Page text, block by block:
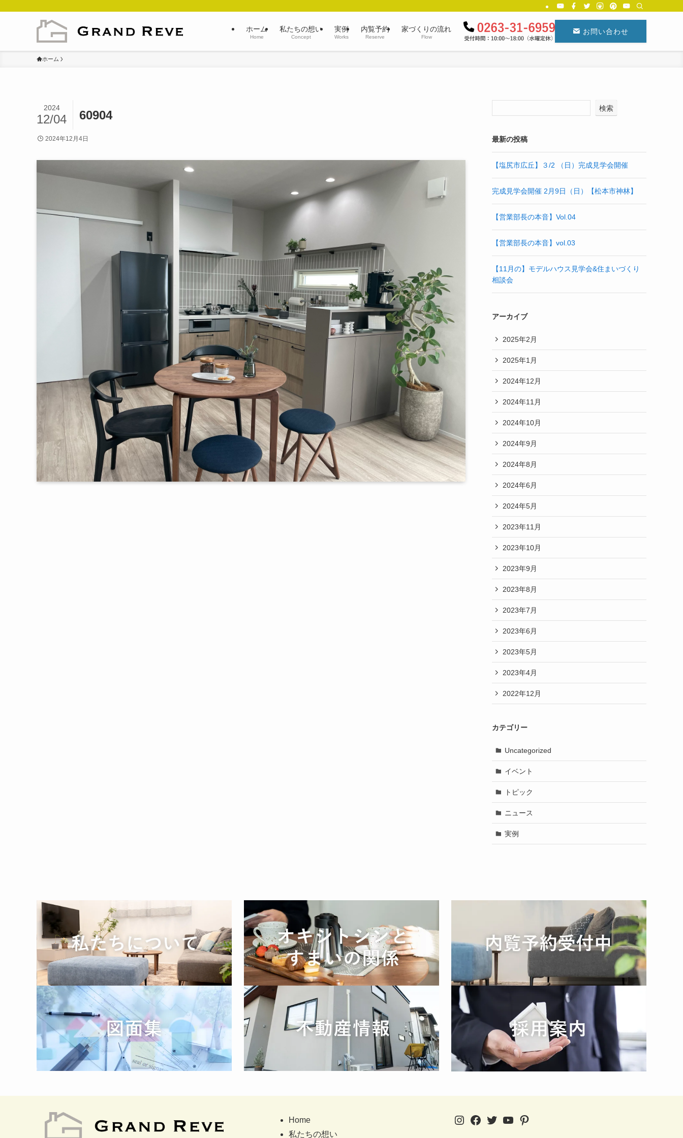
ホーム
Home
私たちの想い
Concept
実例
Works
内覧予約
Reserve
家づくりの流れ
Flow
お問い合わせ
ホーム
60904
2024
12/04
2024年12月4日
検索
最新の投稿
【塩尻市広丘】３/2 （日）完成見学会開催
完成見学会開催 2月9日（日）【松本市神林】
【営業部長の本音】Vol.04
【営業部長の本音】vol.03
【11月の】モデルハウス見学会&住まいづくり
相談会
アーカイブ
2025年2月
2025年1月
2024年12月
2024年11月
2024年10月
2024年9月
2024年8月
2024年6月
2024年5月
2023年11月
2023年10月
2023年9月
2023年8月
2023年7月
2023年6月
2023年5月
2023年4月
2022年12月
カテゴリー
Uncategorized
イベント
トピック
ニュース
実例
Home
私たちの想い
Instagram
Facebook
Twitter
YouTube
Pinterest